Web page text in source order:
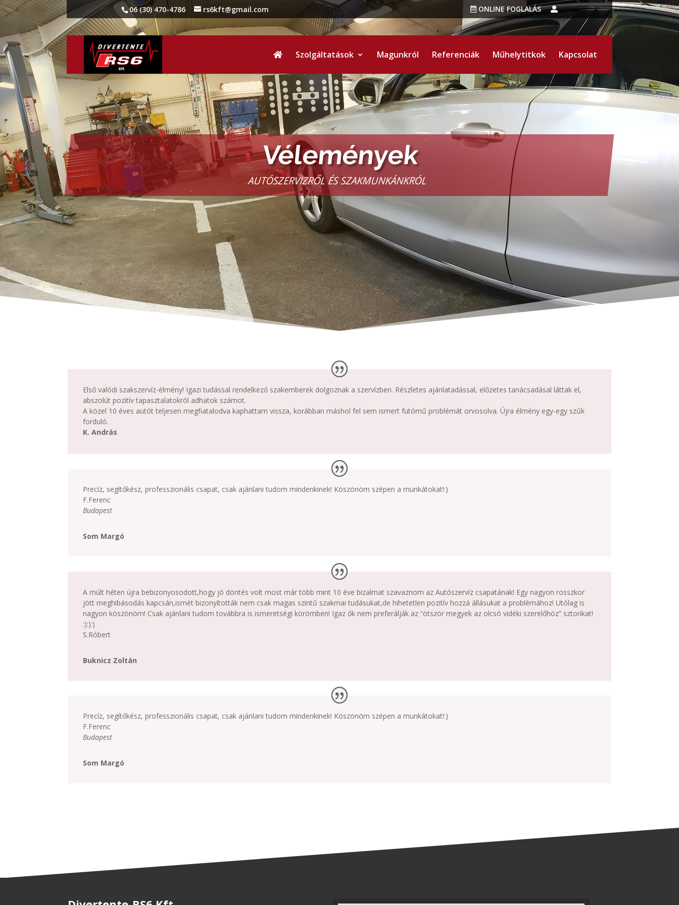
06 (30) 470-4786 rs6kft@gmail.com ONLINE FOGLALÁS
Szolgáltatások Magunkról Referenciák Műhelytitkok Kapcsolat
Vélemények
AUTÓSZERVIZRŐL ÉS SZAKMUNKÁNKRÓL
Első valódi szakszervíz-élmény! Igazi tudással rendelkező szakemberek dolgoznak a szervízben. Részletes ajánlatadással, előzetes tanácsadásal láttak el,
abszolút pozitív tapasztalatokról adhatok számot.
A közel 10 éves autót teljesen megfiatalodva kaphattam vissza, korábban máshol fel sem ismert futómű problémát orvosolva. Újra élmény egy-egy szűk
forduló.
K. András
Precíz, segítőkész, professzionális csapat, csak ajánlani tudom mindenkinek! Köszönöm szépen a munkátokat!:)
F.Ferenc
Budapest
Som Margó
A múlt héten újra bebizonyosodott,hogy jó döntés volt most már több mint 10 éve bizalmat szavaznom az Autószervíz csapatának! Egy nagyon rosszkor
jött meghibásodás kapcsán,ismét bizonyították nem csak magas szintű szakmai tudásukat,de hihetetlen pozitív hozzá állásukat a problémához! Utólag is
nagyon köszönöm! Csak ajánlani tudom továbbra is ismeretségi körömben! Igaz ők nem preferálják az “ötször megyek az olcsó vidéki szerelőhöz” sztorikat!
:):):)
S.Róbert
Buknicz Zoltán
Precíz, segítőkész, professzionális csapat, csak ajánlani tudom mindenkinek! Köszönöm szépen a munkátokat!:)
F.Ferenc
Budapest
Som Margó